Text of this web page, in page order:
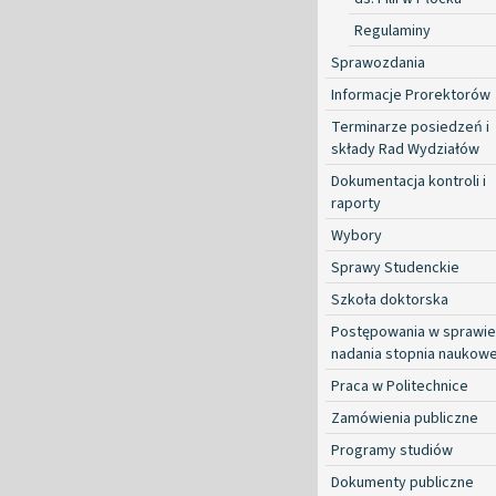
Regulaminy
Sprawozdania
Informacje Prorektorów
Terminarze posiedzeń i
składy Rad Wydziałów
Dokumentacja kontroli i
raporty
Wybory
Sprawy Studenckie
Szkoła doktorska
Postępowania w sprawie
nadania stopnia
Praca w Politechnice
Zamówienia publiczne
Programy studiów
Dokumenty publiczne